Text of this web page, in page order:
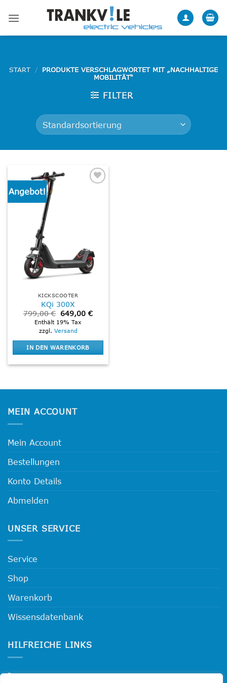
Inhalt
START /
PRODUKTE VERSCHLAGWORTET MIT „NACHHALTIGE
MOBILITÄT“
FILTER
Angebot!
KICKSCOOTER
KQi 300X
799,00€ Ursprünglicher
Preis
war:
799,00 €
649,00€Aktueller
Enthält 19% Tax
zzgl. Versand
IN DEN WARENKORB
MEIN ACCOUNT
Mein Account
Bestellungen
Konto Details
Abmelden
UNSER SERVICE
Service
Shop
Warenkorb
Wissensdatenbank
HILFREICHE LINKS
Impressum